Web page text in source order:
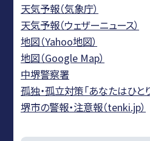
天気予報（気象庁）
天気予報（ウェザーニュース）
地図（Yahoo地図）
地図（Google Map）
中堺警察署
孤独・孤立対策「あなたはひと
堺市の警報・注意報（tenki.jp）